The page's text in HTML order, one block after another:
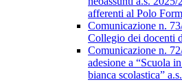
afferenti al Polo
Comunicazione n.
Collegio dei docenti
Comunicazione n.
adesione a “Scuola
bianca scolastica”